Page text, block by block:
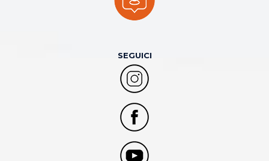
SEGUICI